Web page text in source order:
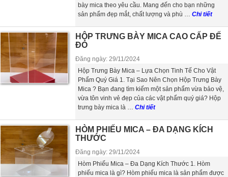
bày mica theo yêu cầu. Mang đến cho bạn những
sản phẩm đẹp mắt, chất lượng và phù … Chi tiết
HỘP TRƯNG BÀY MICA CAO CẤP ĐẾ
ĐỎ
Đăng ngày: 29/11/2024
Hộp Trưng Bày Mica – Lựa Chọn Tinh Tế Cho Vật
Phẩm Quý Giá 1. Tại Sao Nên Chọn Hộp Trưng Bày
Mica ? Bạn đang tìm kiếm một sản phẩm vừa bảo vệ,
vừa tôn vinh vẻ đẹp của các vật phẩm quý giá? Hộp
trưng bày mica là … Chi tiết
HÒM PHIẾU MICA – ĐA DẠNG KÍCH
THƯỚC
Đăng ngày: 29/11/2024
Hòm Phiếu Mica – Đa Dạng Kích Thước 1. Hòm
phiếu mica là gì? Hòm phiếu mica là sản phẩm được